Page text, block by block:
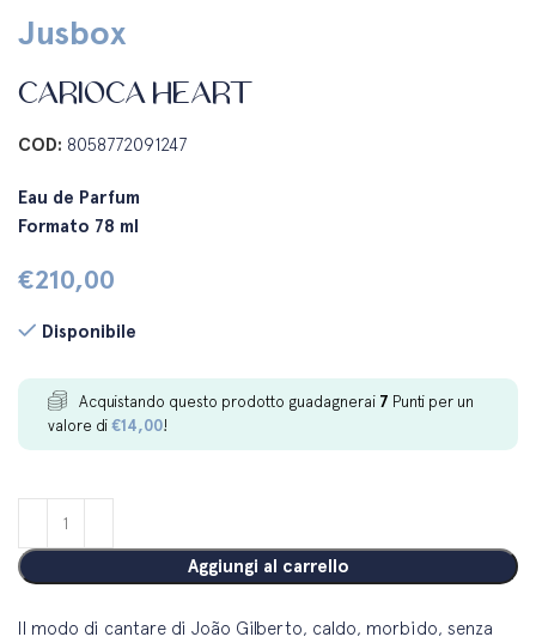
Jusbox
CARIOCA HEART
COD: 8058772091247
Eau de Parfum
Formato 78 ml
€210,00
Disponibile
Acquistando questo prodotto guadagnerai 7 Punti per un
valore di€14,00!
Aggiungi al carrello
Il modo di cantare di João Gilberto, caldo, morbido, senza